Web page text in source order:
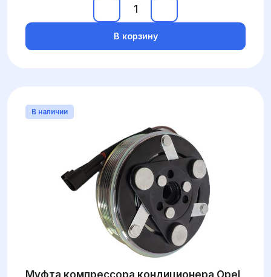
В корзину
В наличии
Муфта компрессора кондиционера Opel